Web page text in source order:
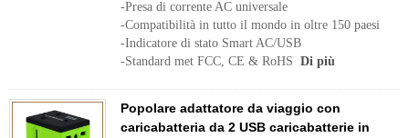
-Presa di corrente AC universale
-Compatibilità in tutto il mondo in oltre 150 paesi
-Indicatore di stato Smart AC/USB
-Standard met FCC, CE & RoHS Di più
Popolare adattatore da viaggio con
caricabatteria da 2 USB caricabatterie in